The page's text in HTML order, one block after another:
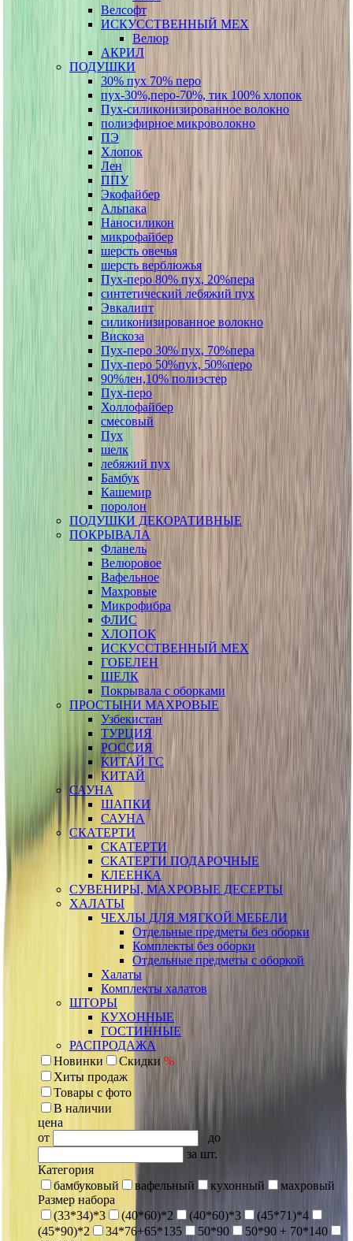
Велсофт
ИСКУССТВЕННЫЙ МЕХ
Велюр
АКРИЛ
ПОДУШКИ
30% пух 70% перо
пух-30%,перо-70%, тик 100% хлопок
Пух-силиконизированное волокно
полиэфирное микроволокно
ПЭ
Хлопок
Лен
ППУ
Экофайбер
Альпака
Наносиликон
микрофайбер
шерсть овечья
шерсть верблюжья
Пух-перо 80% пух, 20%пера
синтетический лебяжий пух
Эвкалипт
силиконизированное волокно
Вискоза
Пух-перо 30% пух, 70%пера
Пух-перо 50%пух, 50%перо
90%лен,10% полиэстер
Пух-перо
Холлофайбер
смесовый
Пух
шелк
лебяжий пух
Бамбук
Кашемир
поролон
ПОДУШКИ ДЕКОРАТИВНЫЕ
ПОКРЫВАЛА
Фланель
Велюровое
Вафельное
Махровые
Микрофибра
ФЛИС
ХЛОПОК
ИСКУССТВЕННЫЙ МЕХ
ГОБЕЛЕН
ШЕЛК
Покрывала с оборками
ПРОСТЫНИ МАХРОВЫЕ
Узбекистан
ТУРЦИЯ
РОССИЯ
КИТАЙ ГС
КИТАЙ
САУНА
ШАПКИ
САУНА
СКАТЕРТИ
СКАТЕРТИ
СКАТЕРТИ ПОДАРОЧНЫЕ
КЛЕЕНКА
СУВЕНИРЫ, МАХРОВЫЕ ДЕСЕРТЫ
ХАЛАТЫ
ЧЕХЛЫ ДЛЯ МЯГКОЙ МЕБЕЛИ
Отдельные предметы без оборки
Комплекты без оборки
Отдельные предметы с оборкой
Халаты
Комплекты халатов
ШТОРЫ
КУХОННЫЕ
ГОСТИННЫЕ
РАСПРОДАЖА
Новинки
Скидки %
Хиты продаж
Товары с фото
В наличии
цена
от
до
за шт.
Категория
бамбуковый
вафельный кухонный
махровый
Размер набора
(33*34)*3
(40*60)*2 (40*60)*3
(45*71)*4
(45*90)*2
34*76+65*135 50*90
50*90 + 70*140